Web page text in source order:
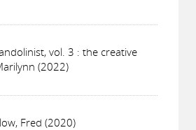
vol. 3 : the creative
(2022)
Fred (2020)